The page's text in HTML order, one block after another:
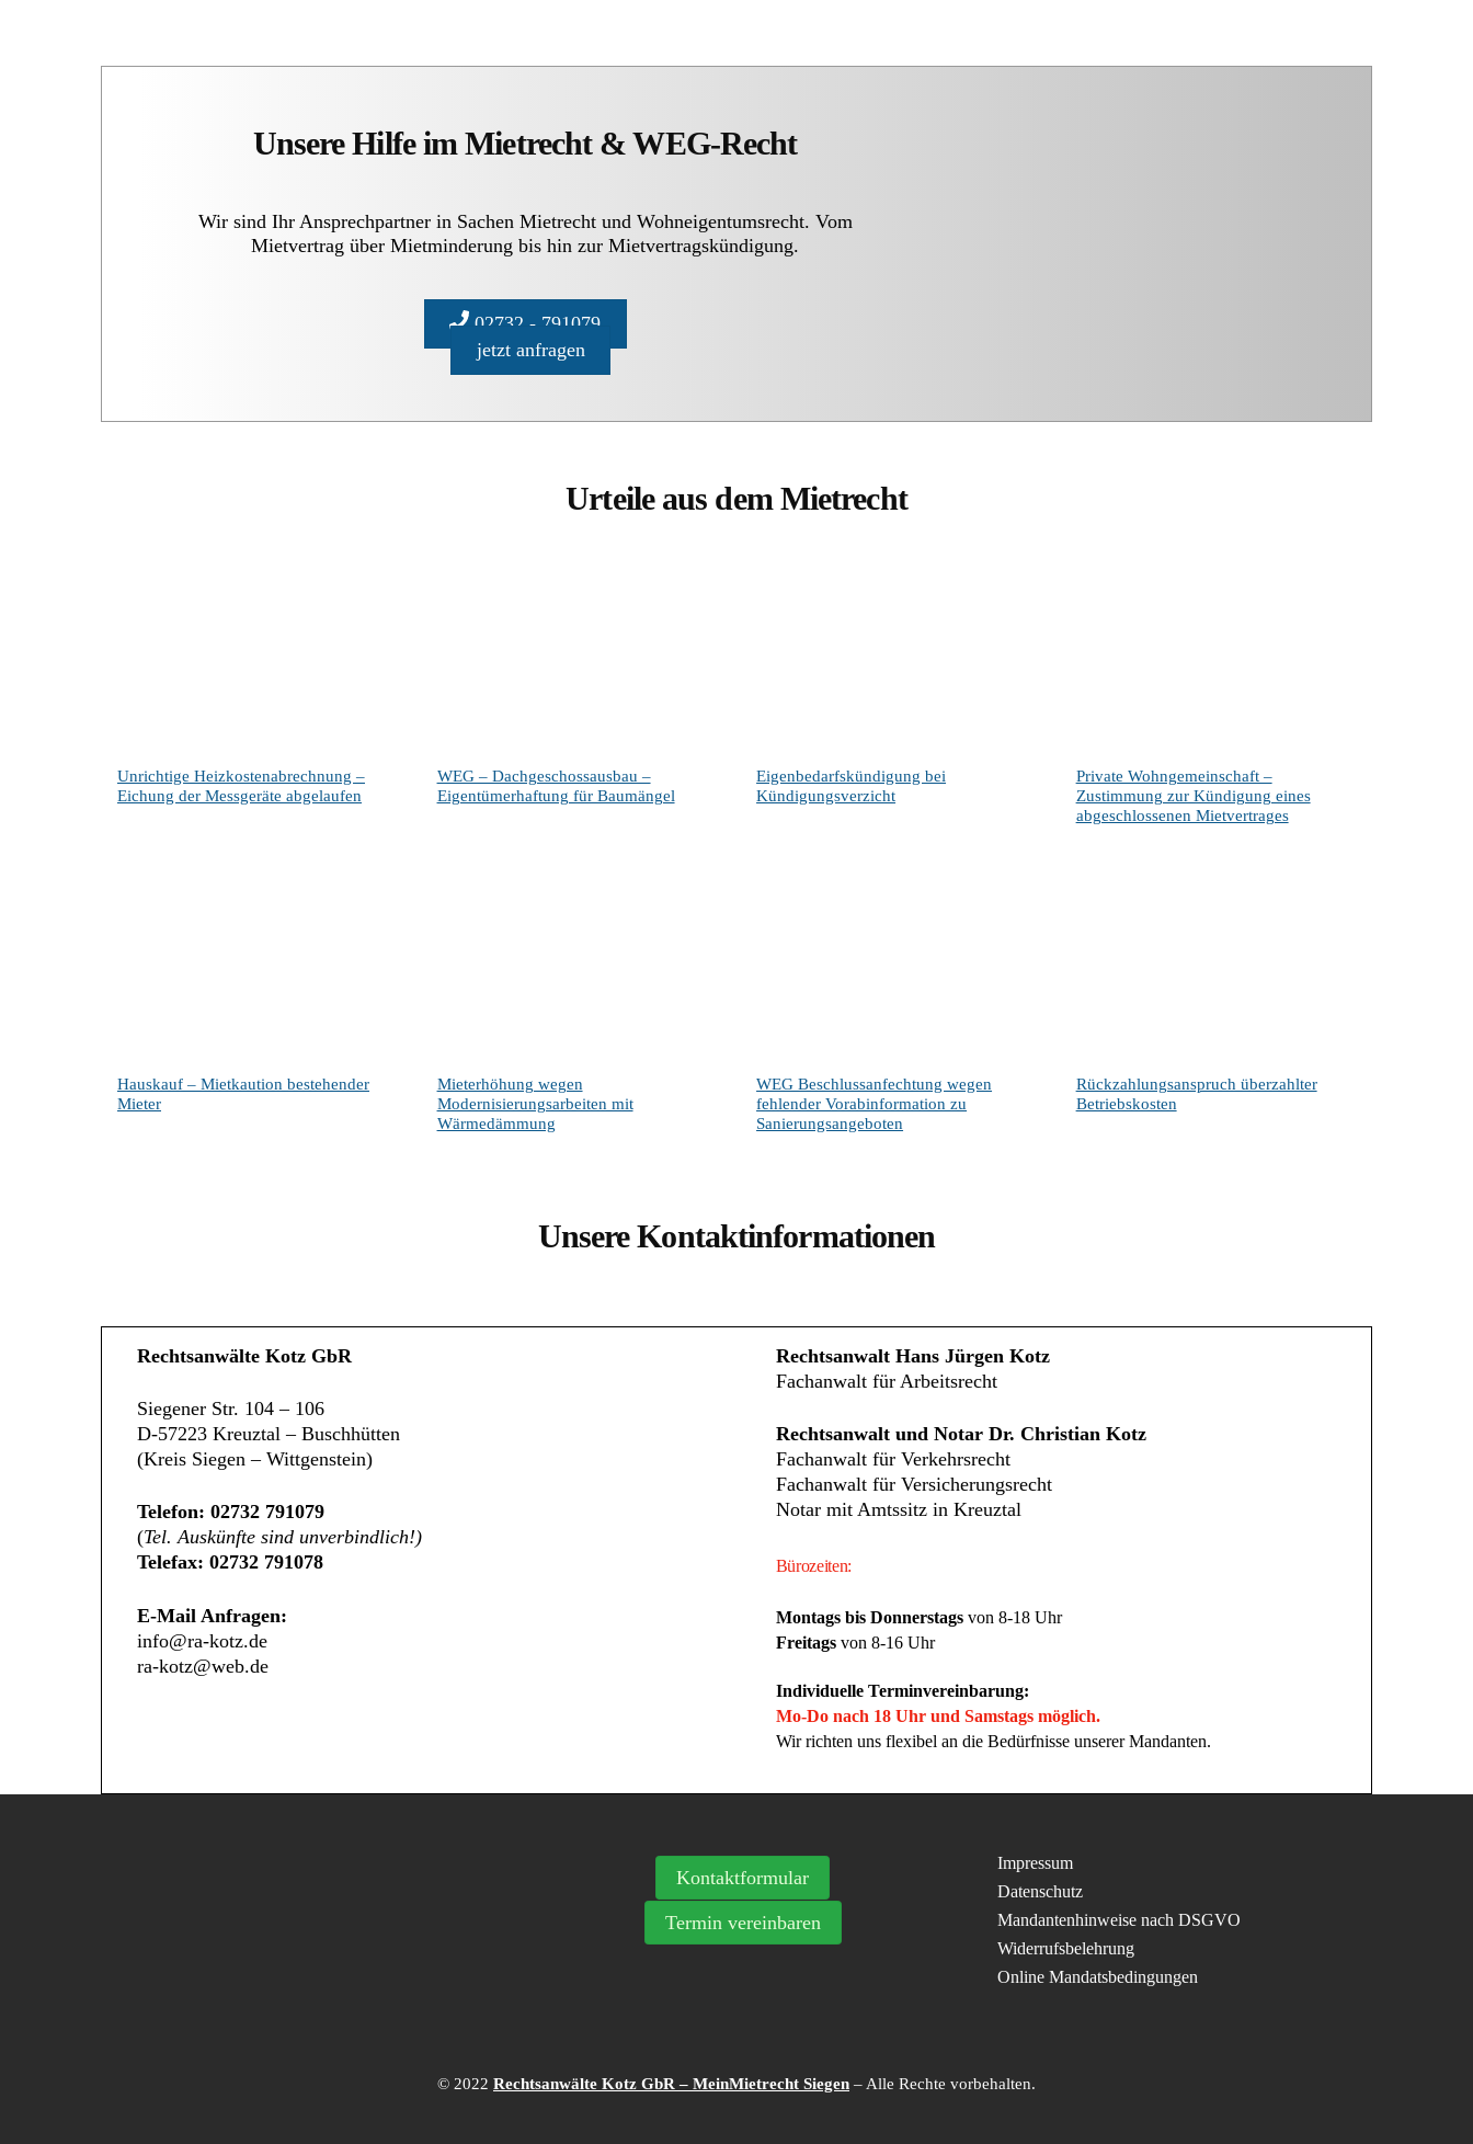
Unsere Hilfe im Mietrecht & WEG-Recht
Wir sind Ihr Ansprechpartner in Sachen Mietrecht und Wohneigentumsrecht. Vom
Mietvertrag über Mietminderung bis hin zur Mietvertragskündigung.
02732 - 791079
jetzt anfragen
Urteile aus dem Mietrecht
Unrichtige Heizkostenabrechnung –
Eichung der Messgeräte abgelaufen
WEG – Dachgeschossausbau –
Eigentümerhaftung für Baumängel
Eigenbedarfskündigung bei
Kündigungsverzicht
Private Wohngemeinschaft –
Zustimmung zur Kündigung eines
abgeschlossenen Mietvertrages
Hauskauf – Mietkaution bestehender
Mieter
Mieterhöhung wegen
Modernisierungsarbeiten mit
Wärmedämmung
WEG Beschlussanfechtung wegen
fehlender Vorabinformation zu
Sanierungsangeboten
Rückzahlungsanspruch überzahlter
Betriebskosten
Unsere Kontaktinformationen
Rechtsanwälte Kotz GbR
Siegener Str. 104 – 106
D-57223 Kreuztal – Buschhütten
(Kreis Siegen – Wittgenstein)
Telefon: 02732 791079
(Tel. Auskünfte sind unverbindlich!)
Telefax: 02732 791078
E-Mail Anfragen:
info@ra-kotz.de
ra-kotz@web.de
Rechtsanwalt Hans Jürgen Kotz
Fachanwalt für Arbeitsrecht
Rechtsanwalt und Notar Dr. Christian Kotz
Fachanwalt für Verkehrsrecht
Fachanwalt für Versicherungsrecht
Notar mit Amtssitz in Kreuztal
Bürozeiten:
Montags bis Donnerstagsvon 8-18 Uhr
Freitagsvon 8-16 Uhr
Individuelle Terminvereinbarung:
Mo-Do nach 18 Uhr und Samstags möglich.
Wir richten uns flexibel an die Bedürfnisse unserer Mandanten.
Kontaktformular
Termin vereinbaren
Impressum
Datenschutz
Mandantenhinweise nach DSGVO
Widerrufsbelehrung
Online Mandatsbedingungen
© 2022 Rechtsanwälte Kotz GbR – MeinMietrecht Siegen – Alle Rechte vorbehalten.